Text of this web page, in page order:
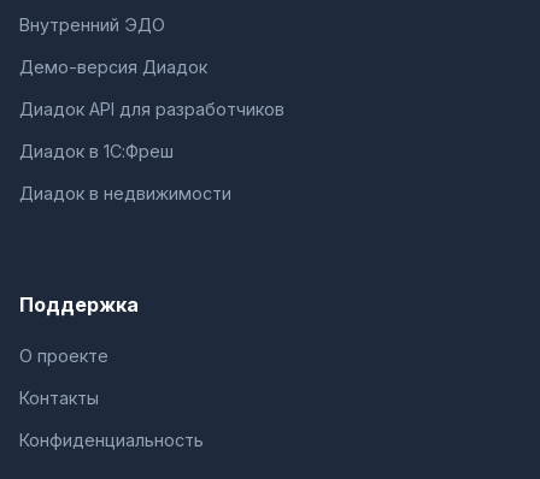
Внутренний ЭДО
Демо-версия Диадок
Диадок API для разработчиков
Диадок в 1С:Фреш
Диадок в недвижимости
Поддержка
О проекте
Контакты
Конфиденциальность